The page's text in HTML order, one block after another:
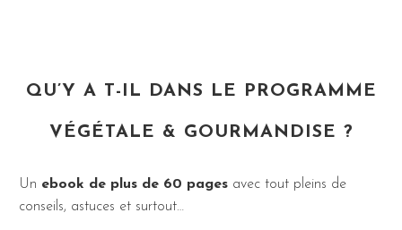
QU’Y A T-IL DANS LE PROGRAMME
VÉGÉTALE & GOURMANDISE ?
Un ebook de plus de 60 pages avec tout pleins de
conseils, astuces et surtout…